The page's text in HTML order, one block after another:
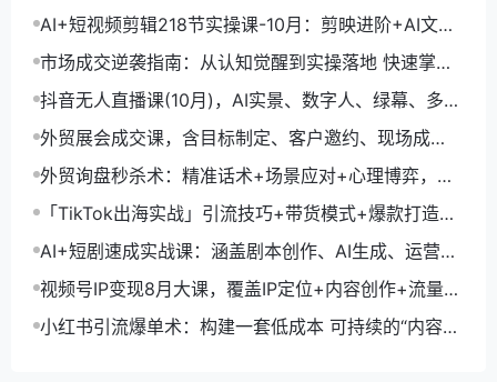
+剪映数字人，月入1.5万
AI+短视频剪辑218节实操课-10月：剪映进阶+AI文案
生成+账号运营，月入2万
市场成交逆袭指南：从认知觉醒到实操落地 快速掌握
市场开拓与成交核心能力
抖音无人直播课(10月)，AI实景、数字人、绿幕、多种
玩法、24小时自动盈利
外贸展会成交课，含目标制定、客户邀约、现场成
交，系统化SOP提升参展ROI
外贸询盘秒杀术：精准话术+场景应对+心理博弈，单
月询盘转化率提升200%
「TikTok出海实战」引流技巧+带货模式+爆款打造，
单月变现10万+秘籍
AI+短剧速成实战课：涵盖剧本创作、AI生成、运营变
现，单部剧收益破万
视频号IP变现8月大课，覆盖IP定位+内容创作+流量获
取+合规运营+商业转化
小红书引流爆单术：构建一套低成本 可持续的“内容-